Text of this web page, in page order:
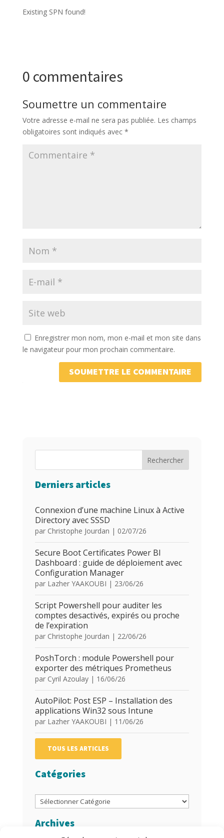
Existing SPN found!
0 commentaires
Soumettre un commentaire
Votre adresse e-mail ne sera pas publiée. Les champs
obligatoires sont indiqués avec *
Enregistrer mon nom, mon e-mail et mon site dans
le navigateur pour mon prochain commentaire.
SOUMETTRE LE COMMENTAIRE
Rechercher
Derniers articles
Connexion d’une machine Linux à Active
Directory avec SSSD
par Christophe Jourdan | 02/07/26
Secure Boot Certificates Power BI
Dashboard : guide de déploiement avec
Configuration Manager
par Lazher YAAKOUBI | 23/06/26
Script Powershell pour auditer les
comptes desactivés, expirés ou proche
de l’expiration
par Christophe Jourdan | 22/06/26
PoshTorch : module Powershell pour
exporter des métriques Prometheus
par Cyril Azoulay| 16/06/26
AutoPilot: Post ESP – Installation des
applications Win32 sous Intune
par Lazher YAAKOUBI | 11/06/26
TOUS LES ARTICLES
Catégories
Catégories
Archives